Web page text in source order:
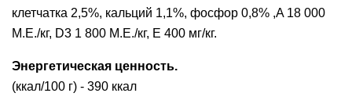
клетчатка 2,5%, кальций 1,1%, фосфор 0,8% ,A 18 000
М.Е./кг, D3 1 800 М.Е./кг, Е 400 мг/кг.
Энергетическая ценность.
(ккал/100 г) - 390 ккал